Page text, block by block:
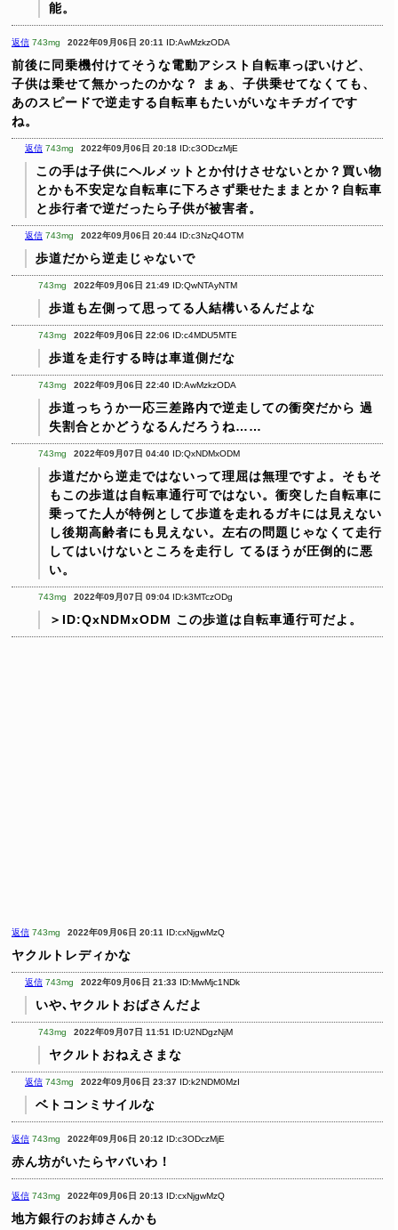
能。
返信 743mg 2022年09月06日 20:11 ID:AwMzkzODA
前後に同乗機付けてそうな電動アシスト自転車っぽいけど、
子供は乗せて無かったのかな？
まぁ、子供乗せてなくても、
あのスピードで逆走する自転車もたいがいなキチガイです
ね。
返信 743mg 2022年09月06日 20:18 ID:c3ODczMjE
この手は子供にヘルメットとか付けさせないとか？買い物
とかも不安定な自転車に下ろさず乗せたままとか？自転車
と歩行者で逆だったら子供が被害者。
返信 743mg 2022年09月06日 20:44 ID:c3NzQ4OTM
歩道だから逆走じゃないで
743mg 2022年09月06日 21:49 ID:QwNTAyNTM
歩道も左側って思ってる人結構いるんだよな
743mg 2022年09月06日 22:06 ID:c4MDU5MTE
歩道を走行する時は車道側だな
743mg 2022年09月06日 22:40 ID:AwMzkzODA
歩道っちうか一応三差路内で逆走しての衝突だから 過
失割合とかどうなるんだろうね……
743mg 2022年09月07日 04:40 ID:QxNDMxODM
歩道だから逆走ではないって理屈は無理ですよ。そもそ
もこの歩道は自転車通行可ではない。衝突した自転車に
乗ってた人が特例として歩道を走れるガキには見えない
し後期高齢者にも見えない。左右の問題じゃなくて走行
してはいけないところを走行し てるほうが圧倒的に悪
い。
743mg 2022年09月07日 09:04 ID:k3MTczODg
＞ID:QxNDMxODM この歩道は自転車通行可だよ。
返信 743mg 2022年09月06日 20:11 ID:cxNjgwMzQ
ヤクルトレディかな
返信 743mg 2022年09月06日 21:33 ID:MwMjc1NDk
いや､ヤクルトおばさんだよ
743mg 2022年09月07日 11:51 ID:U2NDgzNjM
ヤクルトおねえさまな
返信 743mg 2022年09月06日 23:37 ID:k2NDM0MzI
ベトコンミサイルな
返信 743mg 2022年09月06日 20:12 ID:c3ODczMjE
赤ん坊がいたらヤバいわ！
返信 743mg 2022年09月06日 20:13 ID:cxNjgwMzQ
地方銀行のお姉さんかも